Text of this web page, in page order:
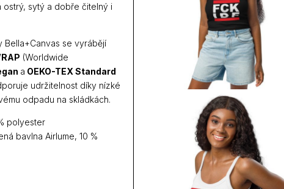
ostrý, sytý a dobře čitelný i
Bella+Canvas se vyrábějí
(Worldwide
a OEKO-TEX Standard
udržitelnost díky nízké
odpadu na skládkách.
polyester
bavlna Airlume, 10 %